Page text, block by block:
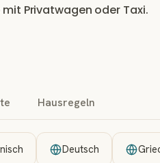
Privatwagen oder Taxi.
Hausregeln
Deutsch